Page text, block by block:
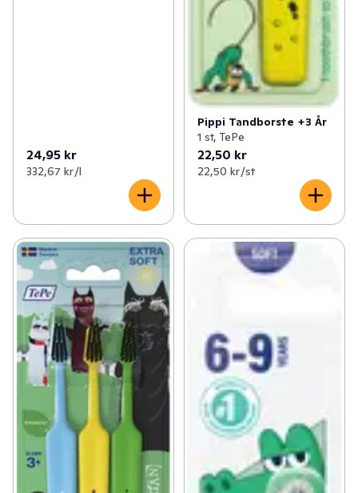
24,95 kr
332,67 kr /l
Pippi Tandborste +3 År
1 st, TePe
22,50 kr
22,50 kr /st